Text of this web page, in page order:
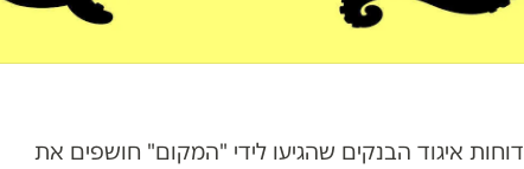
דוחות איגוד הבנקים שהגיעו לידי "המקום" חושפים את